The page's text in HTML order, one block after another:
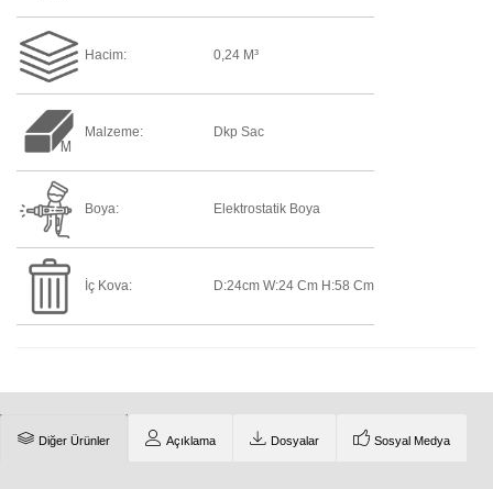
Hacim: 0,24 M³
Malzeme: Dkp Sac
Boya: Elektrostatik Boya
İç Kova: D:24cm W:24 Cm H:58 Cm
Diğer Ürünler Açıklama Dosyalar Sosyal Medya